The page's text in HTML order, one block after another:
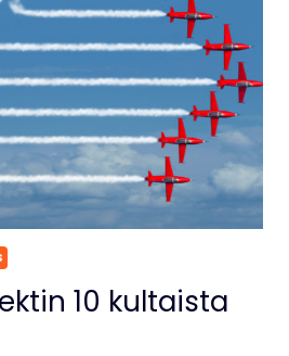
10 kultaista